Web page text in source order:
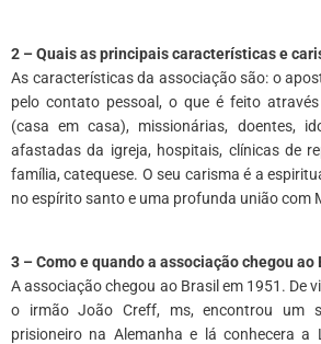
2 – Quais as principais características e
As características da associação são: o
pelo contato pessoal, o que é feito
(casa em casa), missionárias, doentes,
afastadas da igreja, hospitais, clínicas de
família, catequese. O seu carisma é a
no espírito santo e uma profunda união com
3 – Como e quando a associação chegou ao
A associação chegou ao Brasil em 1951. De
o irmão João Creff, ms, encontrou um
prisioneiro na Alemanha e lá conhecera a